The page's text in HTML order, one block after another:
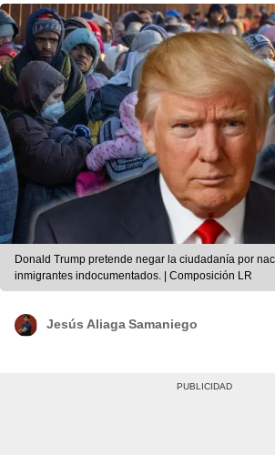
Donald Trump pretende negar la ciudadanía por
inmigrantes indocumentados. | Composición LR
Jesús Aliaga Samaniego